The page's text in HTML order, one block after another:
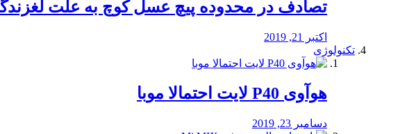
تصادف در محدوده پیچ عسل کوچ به علت
اکتبر 21, 2019
تکنولوژی
هوآوی P40 لایت احتمالا موبا
دسامبر 23, 2019